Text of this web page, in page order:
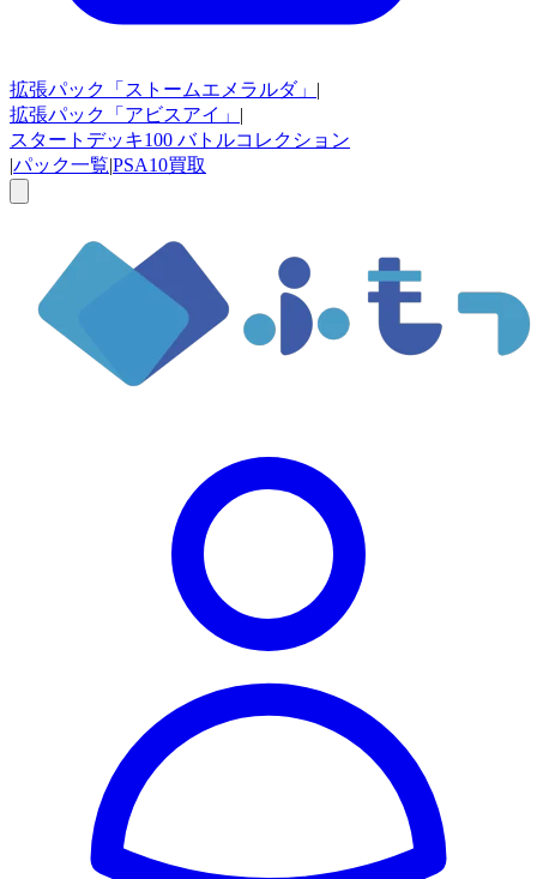
拡張パック 「ストームエメラルダ」 |
拡張パック
「アビスアイ」 |
スタートデッキ100 バトルコレクション
|パック一覧|PSA10買取